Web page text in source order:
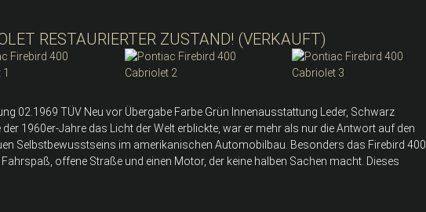
RESTAURIERTER ZUSTAND! (VERKAUFT)
02.1969 TÜV Neu vor Übergabe Farbe Grün Innenausstattung Leder, Schwarz
1960er-Jahre das Licht der Welt erblickte, war er mehr als nur die Antwort auf den
Selbstbewusstseins im amerikanischen Automobilbau. Besonders das Firebird 400
offene Straße und einen Motor, der keine halben Sachen macht. Dieses